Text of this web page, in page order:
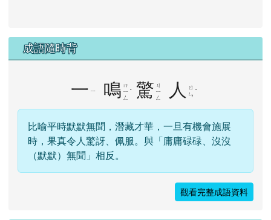
成語隨時背
一 ㄧ 鳴 ㄇ
ㄧ
ㄥ
ˊ 驚 ㄐ
ㄧ
ㄥ
人
ㄖ
ㄣ ˊ
比喻平時默默無聞，潛藏才華，一旦有機會施展
時，果真令人驚訝、佩服。與「庸庸碌碌、沒沒
（默默）無聞」相反。
觀看完整成語資料